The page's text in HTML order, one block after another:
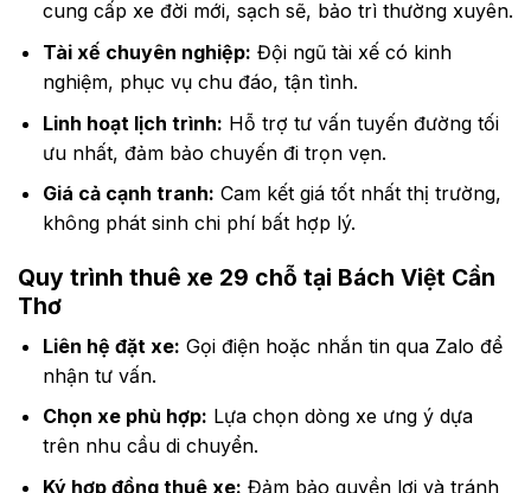
cung cấp xe đời mới, sạch sẽ, bảo trì thường xuyên.
Tài xế chuyên nghiệp: Đội ngũ tài xế có kinh
nghiệm, phục vụ chu đáo, tận tình.
Linh hoạt lịch trình: Hỗ trợ tư vấn tuyến đường tối
ưu nhất, đảm bảo chuyến đi trọn vẹn.
Giá cả cạnh tranh: Cam kết giá tốt nhất thị trường,
không phát sinh chi phí bất hợp lý.
Quy trình thuê xe 29 chỗ tại Bách Việt Cần
Thơ
Liên hệ đặt xe: Gọi điện hoặc nhắn tin qua Zalo để
nhận tư vấn.
Chọn xe phù hợp: Lựa chọn dòng xe ưng ý dựa
trên nhu cầu di chuyển.
Ký hợp đồng thuê xe: Đảm bảo quyền lợi và tránh